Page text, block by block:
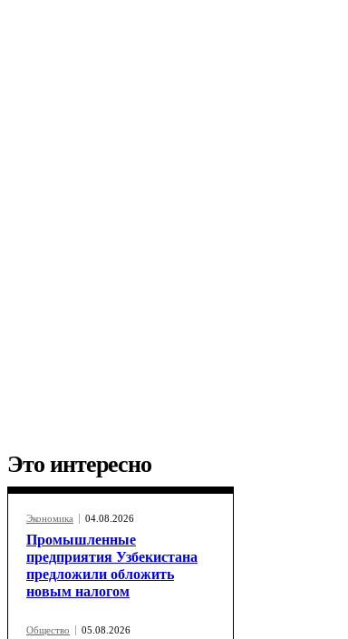
Это интересно
Экономика 04.08.2026
Промышленные
предприятия Узбекистана
предложили обложить
новым налогом
Общество 05.08.2026